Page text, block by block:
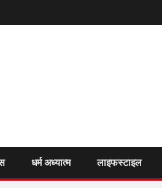
धर्म अध्यात्म लाइफस्टाइल